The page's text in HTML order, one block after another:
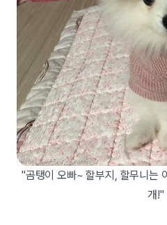
"곰탱이 오빠~ 할부지, 할무니는
개!"